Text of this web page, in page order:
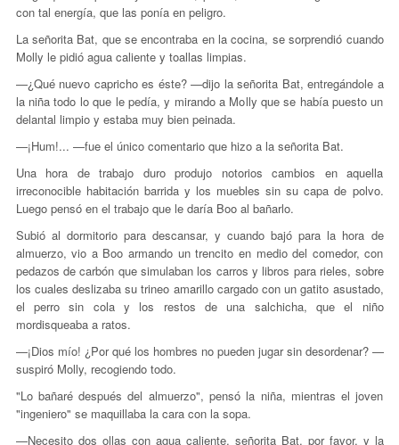
con tal energía, que las ponía en peligro.
La señorita Bat, que se encontraba en la cocina, se sorprendió cuando
Molly le pidió agua caliente y toallas limpias.
—¿Qué nuevo capricho es éste? —dijo la señorita Bat, entregándole a
la niña todo lo que le pedía, y mirando a Molly que se había puesto un
delantal limpio y estaba muy bien peinada.
—¡Hum!... —fue el único comentario que hizo a la señorita Bat.
Una hora de trabajo duro produjo notorios cambios en aquella
irreconocible habitación barrida y los muebles sin su capa de polvo.
Luego pensó en el trabajo que le daría Boo al bañarlo.
Subió al dormitorio para descansar, y cuando bajó para la hora de
almuerzo, vio a Boo armando un trencito en medio del comedor, con
pedazos de carbón que simulaban los carros y libros para rieles, sobre
los cuales deslizaba su trineo amarillo cargado con un gatito asustado,
el perro sin cola y los restos de una salchicha, que el niño
mordisqueaba a ratos.
—¡Dios mío! ¿Por qué los hombres no pueden jugar sin desordenar? —
suspiró Molly, recogiendo todo.
"Lo bañaré después del almuerzo", pensó la niña, mientras el joven
"ingeniero" se maquillaba la cara con la sopa.
—Necesito dos ollas con agua caliente, señorita Bat, por favor, y la